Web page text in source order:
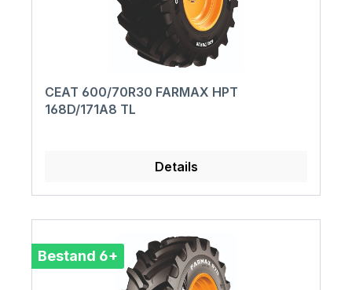
CEAT 600/70R30 FARMAX HPT
168D/171A8 TL
Details
Bestand 6+